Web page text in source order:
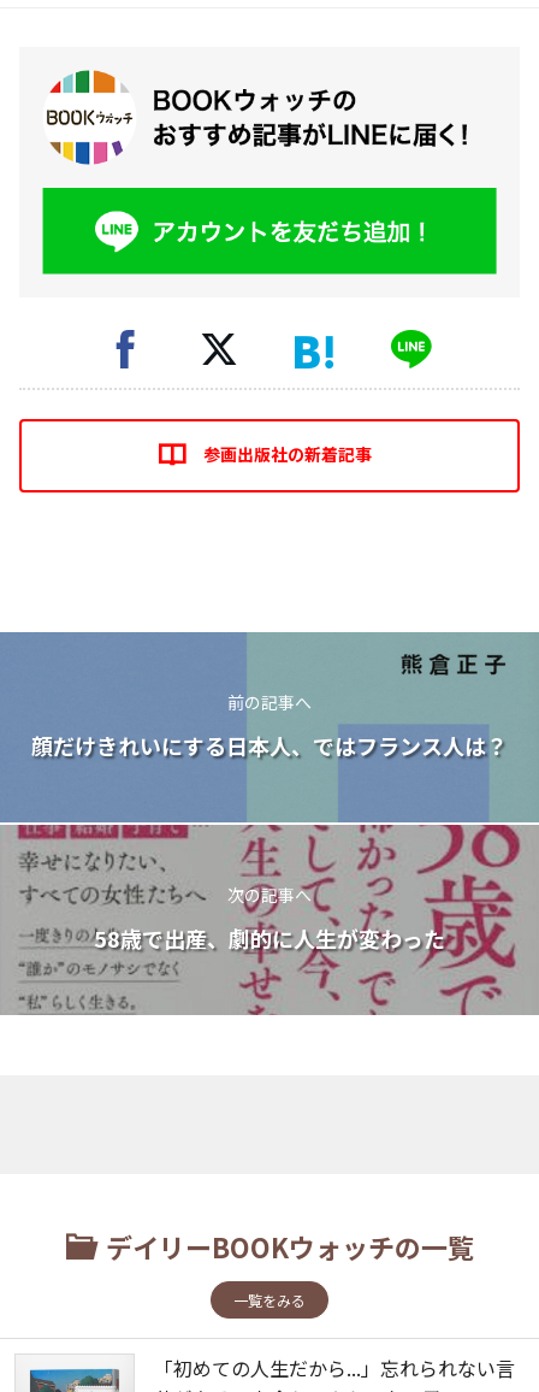
参画出版社の新着記事
前の記事へ
顔だけきれいにする日本人、ではフランス人は？
次の記事へ
58歳で出産、劇的に人生が変わった
デイリーBOOKウォッチの一覧
一覧をみる
「初めての人生だから...」忘れられない言